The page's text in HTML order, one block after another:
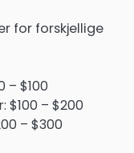
for forskjellige
– $100
$100 – $200
– $300